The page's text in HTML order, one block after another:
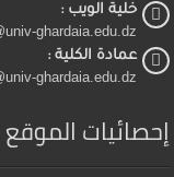
خلية الويب :
ghardaia.edu.dz
عمادة الكلية :
ghardaia.edu.dz
إحصائيات الموقع